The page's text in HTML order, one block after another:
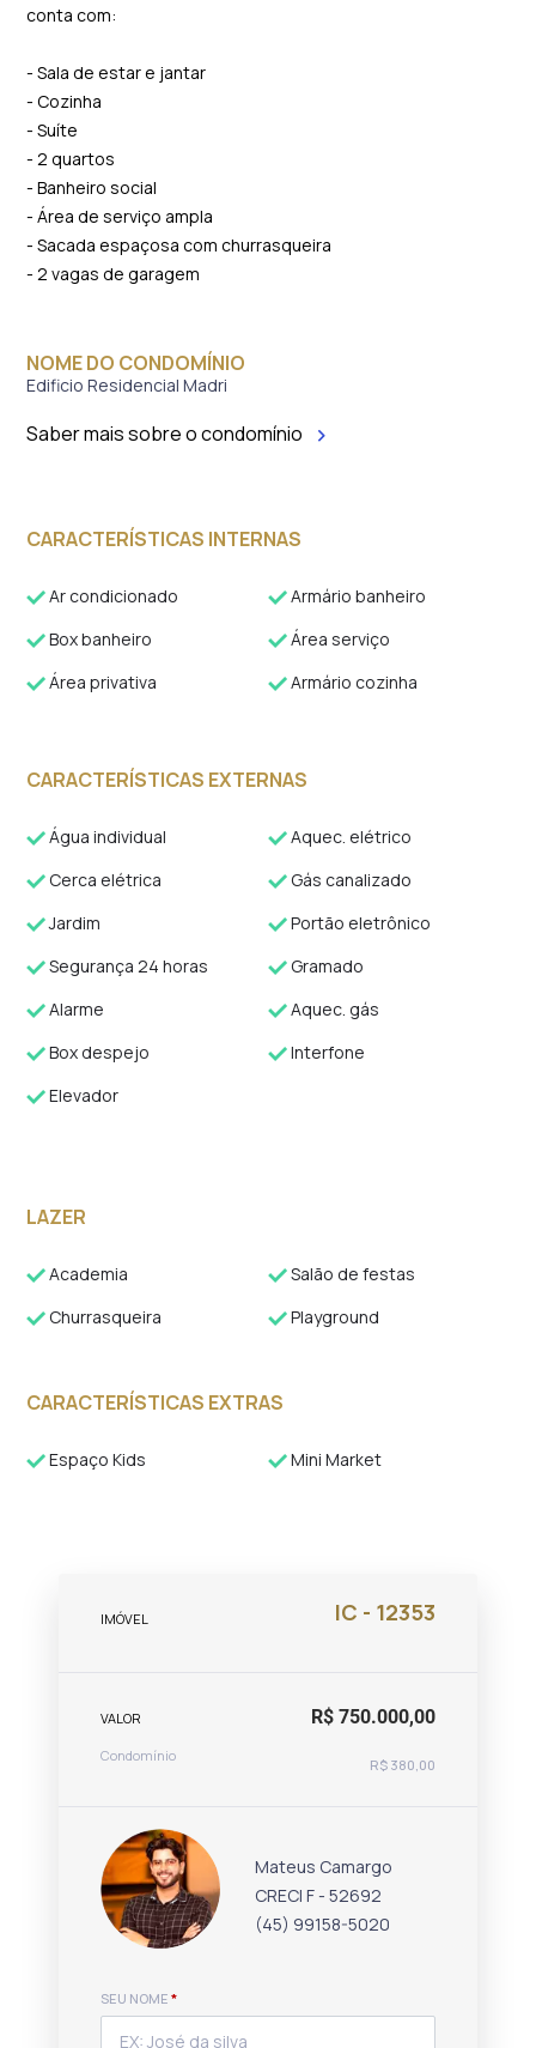
conta com:
- Sala de estar e jantar
- Cozinha
- Suíte
- 2 quartos
- Banheiro social
- Área de serviço ampla
- Sacada espaçosa com churrasqueira
- 2 vagas de garagem
NOME DO CONDOMÍNIO
Edificio Residencial Madri
Saber mais sobre o condomínio
CARACTERÍSTICAS INTERNAS
Ar condicionado
Armário banheiro
Box banheiro
Área serviço
Área privativa
Armário cozinha
CARACTERÍSTICAS EXTERNAS
Água individual
Aquec. elétrico
Cerca elétrica
Gás canalizado
Jardim
Portão eletrônico
Segurança 24 horas
Gramado
Alarme
Aquec. gás
Box despejo
Interfone
Elevador
LAZER
Academia
Salão de festas
Churrasqueira
Playground
CARACTERÍSTICAS EXTRAS
Espaço Kids Mini Market
IMÓVEL IC - 12353
VALOR R$ 750.000,00
Condomínio
R$ 380,00
Mateus Camargo
CRECI F - 52692
(45) 99158-5020
SEU NOME *